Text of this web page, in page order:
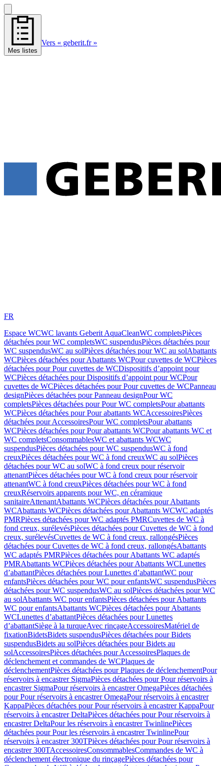
Mes listes
Vers « geberit.fr »
FR
Espace WCWC lavants Geberit AquaCleanWC completsPièces
détachées pour WC completsWC suspendusPièces détachées pour
WC suspendusWC au solPièces détachées pour WC au solAbattants
WCPièces détachées pour Abattants WCPour cuvettes de WCPièces
détachées pour Pour cuvettes de WCDispositifs d’appoint pour
WCPièces détachées pour Dispositifs d’appoint pour WCPour
cuvettes de WCPièces détachées pour Pour cuvettes de WCPanneau
designPièces détachées pour Panneau designPour WC
completsPièces détachées pour Pour WC completsPour abattants
WCPièces détachées pour Pour abattants WCAccessoiresPièces
détachées pour AccessoiresPour WC completsPour abattants
WCPièces détachées pour Pour abattants WCPour abattants WC et
WC completsConsommablesWC et abattants WCWC
suspendusPièces détachées pour WC suspendusWC à fond
creuxPièces détachées pour WC à fond creuxWC au solPièces
détachées pour WC au solWC à fond creux pour réservoir
attenantPièces détachées pour WC à fond creux pour réservoir
attenantWC à fond creuxPièces détachées pour WC à fond
creuxRéservoirs apparents pour WC, en céramique
sanitaireAttenantAbattants WCPièces détachées pour Abattants
WCAbattants WCPièces détachées pour Abattants WCWC adaptés
PMRPièces détachées pour WC adaptés PMRCuvettes de WC à
fond creux, surélevésPièces détachées pour Cuvettes de WC à fond
creux, surélevésCuvettes de WC à fond creux, rallongésPièces
détachées pour Cuvettes de WC à fond creux, rallongésAbattants
WC adaptés PMRPièces détachées pour Abattants WC adaptés
PMRAbattants WCPièces détachées pour Abattants WCLunettes
d’abattantPièces détachées pour Lunettes d’abattantWC pour
enfantsPièces détachées pour WC pour enfantsWC suspendusPièces
détachées pour WC suspendusWC au solPièces détachées pour WC
au solAbattants WC pour enfantsPièces détachées pour Abattants
WC pour enfantsAbattants WCPièces détachées pour Abattants
WCLunettes d’abattantPièces détachées pour Lunettes
d’abattantSiège à la turqueAvec rinçageAccessoiresMatériel de
fixationBidetsBidets suspendusPièces détachées pour Bidets
suspendusBidets au solPièces détachées pour Bidets au
solAccessoiresPièces détachées pour AccessoiresPlaques de
déclenchement et commandes de WCPlaques de
déclenchementPièces détachées pour Plaques de déclenchementPour
réservoirs à encastrer SigmaPièces détachées pour Pour réservoirs à
encastrer SigmaPour réservoirs à encastrer OmegaPièces détachées
pour Pour réservoirs à encastrer OmegaPour réservoirs à encastrer
KappaPièces détachées pour Pour réservoirs à encastrer KappaPour
réservoirs à encastrer DeltaPièces détachées pour Pour réservoirs à
encastrer DeltaPour les réservoirs à encastrer TwinlinePièces
détachées pour Pour les réservoirs à encastrer TwinlinePour
réservoirs à encastrer 300TPièces détachées pour Pour réservoirs à
encastrer 300TAccessoiresConsommablesCommandes de WC à
déclenchement électronique du rinçagePièces détachées pour